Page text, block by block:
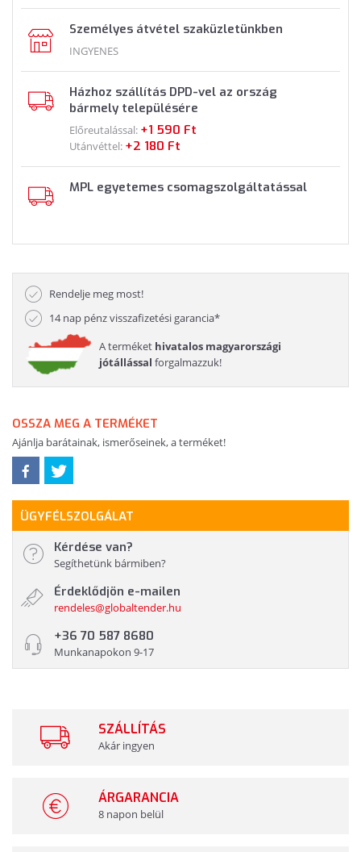
Személyes átvétel szaküzletünkben
INGYENES
Házhoz szállítás DPD-vel az ország
bármely településére
Előreutalással: +1 590 Ft
Utánvéttel: +2 180 Ft
MPL egyetemes csomagszolgáltatással
Rendelje meg most!
14 nap pénz visszafizetési garancia*
A terméket hivatalos magyarországi
jótállással forgalmazzuk!
OSSZA MEG A TERMÉKET
Ajánlja barátainak, ismerőseinek, a terméket!
ÜGYFÉLSZOLGÁLAT
Kérdése van?
Segíthetünk bármiben?
Érdeklődjön e-mailen
rendeles@globaltender.hu
+36 70 587 8680
Munkanapokon 9-17
SZÁLLÍTÁS
Akár ingyen
ÁRGARANCIA
8 napon belül